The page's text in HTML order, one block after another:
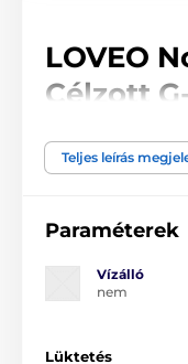
LOVEO
Célzott
Ideje, hogy a
üzemmóddal
alapján változtatja
jobban ellazul, és
annál
Teljes leírás
Paraméterek
Vízálló
nem
Lüktetés